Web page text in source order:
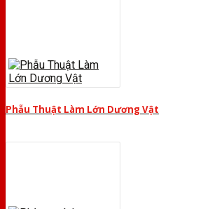
Phẫu Thuật Làm Lớn Dương Vật